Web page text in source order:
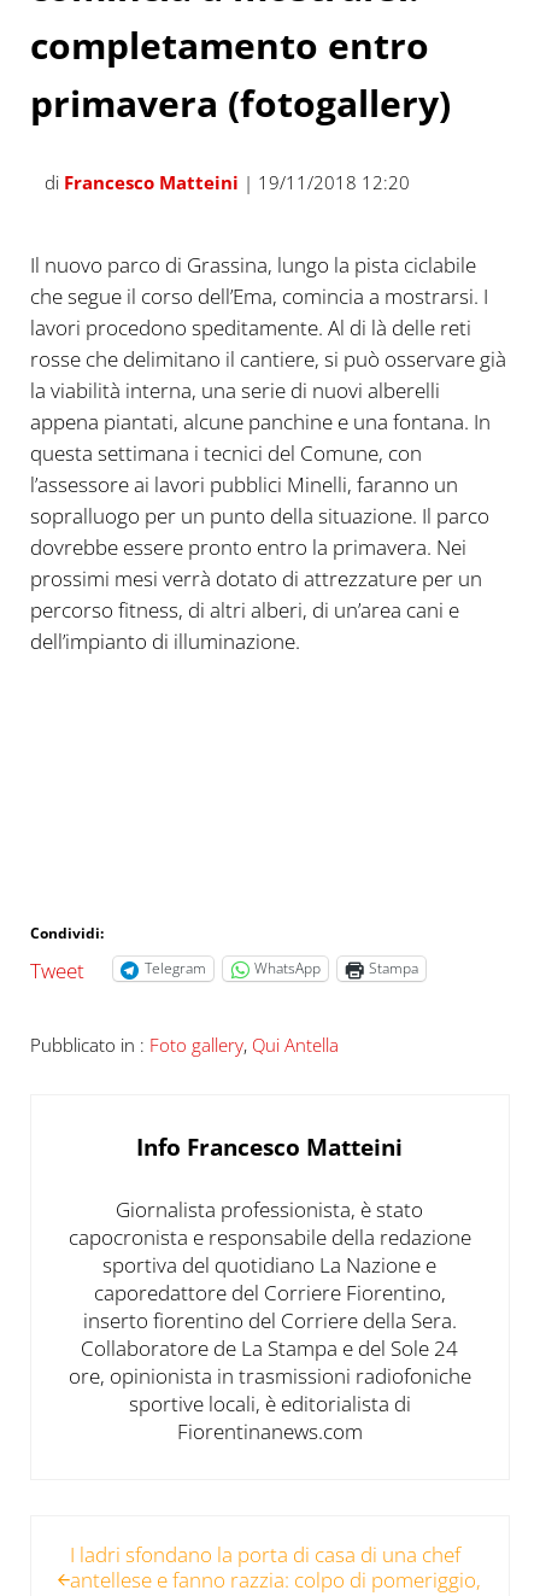
completamento entro
primavera (fotogallery)
di Francesco Matteini | 19/11/2018 12:20
Il nuovo parco di Grassina, lungo la pista ciclabile
che segue il corso dell’Ema, comincia a mostrarsi. I
lavori procedono speditamente. Al di là delle reti
rosse che delimitano il cantiere, si può osservare già
la viabilità interna, una serie di nuovi alberelli
appena piantati, alcune panchine e una fontana. In
questa settimana i tecnici del Comune, con
l’assessore ai lavori pubblici Minelli, faranno un
sopralluogo per un punto della situazione. Il parco
dovrebbe essere pronto entro la primavera. Nei
prossimi mesi verrà dotato di attrezzature per un
percorso fitness, di altri alberi, di un’area cani e
dell’impianto di illuminazione.
Condividi:
Tweet Telegram WhatsApp Stampa
Pubblicato in : Foto gallery, Qui Antella
Info Francesco Matteini
Giornalista professionista, è stato
capocronista e responsabile della redazione
sportiva del quotidiano La Nazione e
caporedattore del Corriere Fiorentino,
inserto fiorentino del Corriere della Sera.
Collaboratore de La Stampa e del Sole 24
ore, opinionista in trasmissioni radiofoniche
sportive locali, è editorialista di
Fiorentinanews.com
I ladri sfondano la porta di casa di una chef
antellese e fanno razzia: colpo di pomeriggio,